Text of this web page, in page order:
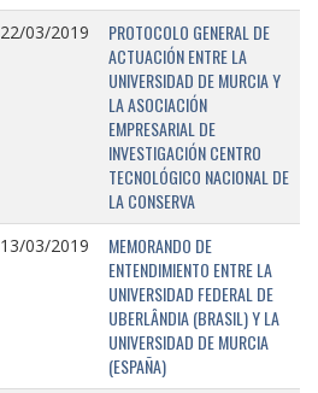
22/03/2019
PROTOCOLO GENERAL DE
ACTUACIÓN ENTRE LA
UNIVERSIDAD DE MURCIA Y
LA ASOCIACIÓN
EMPRESARIAL DE
INVESTIGACIÓN CENTRO
TECNOLÓGICO NACIONAL DE
LA CONSERVA
13/03/2019
MEMORANDO DE
ENTENDIMIENTO ENTRE LA
UNIVERSIDAD FEDERAL DE
UBERLÂNDIA (BRASIL) Y LA
UNIVERSIDAD DE MURCIA
(ESPAÑA)